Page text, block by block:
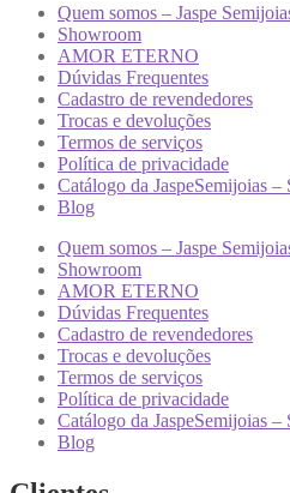
Quem somos – Jaspe
Showroom
AMOR ETERNO
Dúvidas Frequentes
Cadastro de revendedores
Trocas e devoluções
Termos de serviços
Política de privacidade
Catálogo da JaspeSemijoias
Blog
Quem somos – Jaspe
Showroom
AMOR ETERNO
Dúvidas Frequentes
Cadastro de revendedores
Trocas e devoluções
Termos de serviços
Política de privacidade
Catálogo da JaspeSemijoias
Blog